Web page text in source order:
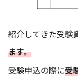
紹介してきた受験
ます。
受験申込の際に受